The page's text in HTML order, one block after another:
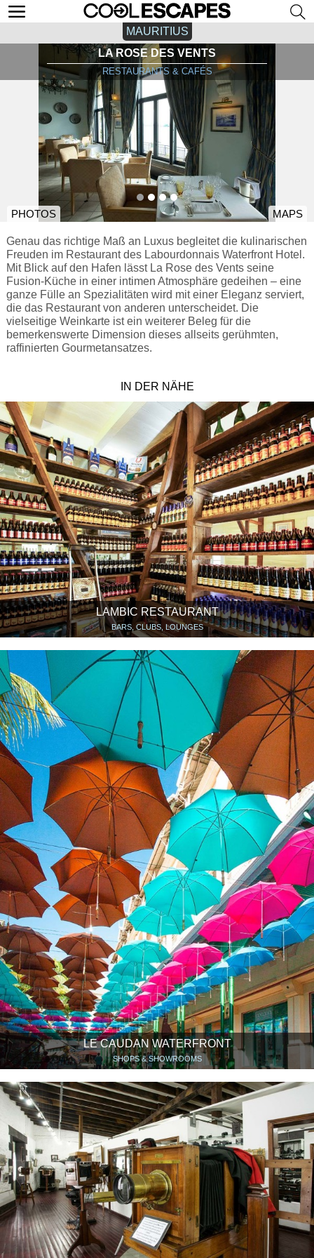
MAURITIUS
LA ROSE DES VENTS
RESTAURANTS & CAFÉS
PHOTOS MAPS
Genau das richtige Maß an Luxus begleitet die kulinarischen
Freuden im Restaurant des Labourdonnais Waterfront Hotel.
Mit Blick auf den Hafen lässt La Rose des Vents seine
Fusion-Küche in einer intimen Atmosphäre gedeihen – eine
ganze Fülle an Spezialitäten wird mit einer Eleganz serviert,
die das Restaurant von anderen unterscheidet. Die
vielseitige Weinkarte ist ein weiterer Beleg für die
bemerkenswerte Dimension dieses allseits gerühmten,
raffinierten Gourmetansatzes.
IN DER NÄHE
LAMBIC RESTAURANT
BARS, CLUBS, LOUNGES
LE CAUDAN WATERFRONT
SHOPS & SHOWROOMS